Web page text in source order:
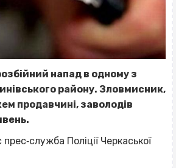
напад в одному з
району. Зловмисник,
продавчині, заволодів
Поліції Черкаської